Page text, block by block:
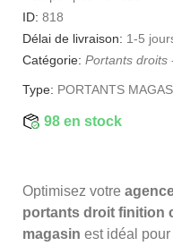
ID: 818
Délai de livraison: 1-5
Catégorie: Portants droits
Type: PORTANTS
98 en stock
Optimisez votre
portants droit finition
magasin est idéal